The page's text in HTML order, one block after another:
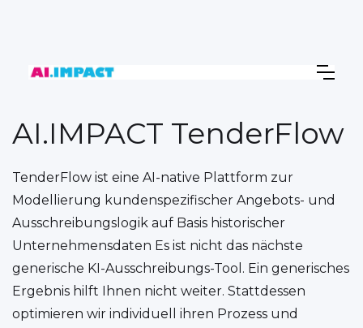
AI.IMPACT TenderFlow
TenderFlow ist eine AI-native Plattform zur
Modellierung kundenspezifischer Angebots- und
Ausschreibungslogik auf Basis historischer
Unternehmensdaten Es ist nicht das nächste
generische KI-Ausschreibungs-Tool. Ein generisches
Ergebnis hilft Ihnen nicht weiter. Stattdessen
optimieren wir individuell ihren Prozess und